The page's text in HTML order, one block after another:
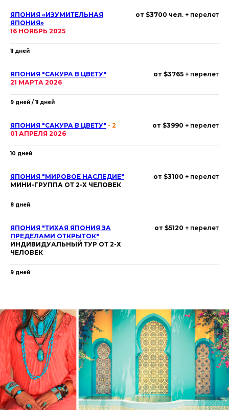
ЯПОНИЯ «ИЗУМИТЕЛЬНАЯ
ЯПОНИЯ»
16 НОЯБРЬ 2025
от $3700 чел. + перелет
11 дней
ЯПОНИЯ "САКУРА В ЦВЕТУ"
21 МАРТА 2026
от $3765 + перелет
9 дней / 11 дней
ЯПОНИЯ "САКУРА В ЦВЕТУ" - 2
01 АПРЕЛЯ 2026
от $3990 + перелет
10 дней
ЯПОНИЯ "МИРОВОЕ НАСЛЕДИЕ"
МИНИ-ГРУППА ОТ 2-Х ЧЕЛОВЕК
от $3100 + перелет
8 дней
ЯПОНИЯ "ТИХАЯ ЯПОНИЯ ЗА
ПРЕДЕЛАМИ ОТКРЫТОК"
ИНДИВИДУАЛЬНЫЙ ТУР ОТ 2-Х
ЧЕЛОВЕК
от $5120 + перелет
9 дней